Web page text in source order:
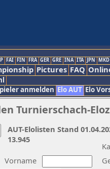
FAI FIN FRA GER GRE INA ITA JPN MKD
Pictures FAQ
anmelden Elo AUT Elo
Turnierschach-
Vorname
AUT-Elolisten Stand
13.945